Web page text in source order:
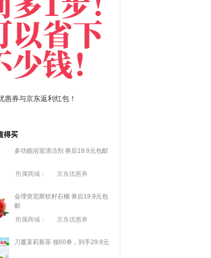
红包！
得买
多功能浴室清洁剂 券后19.9元包邮
所属商城： 京东优惠券
会理突尼斯软籽石榴 券后19.9元包
邮
所属商城：
京东优惠券
刀蔓茉莉新茶 领60券，到手29.9元